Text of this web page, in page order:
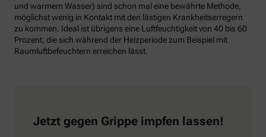
und warmem Wasser) sind schon mal eine bewährte Methode,
möglichst wenig in Kontakt mit den lästigen Krankheitserregern
zu kommen. Ideal ist übrigens eine Luftfeuchtigkeit von 40 bis 60
Prozent, die sich während der Heizperiode zum Beispiel mit
Raumluftbefeuchtern erreichen lässt.
Jetzt gegen Grippe impfen lassen!